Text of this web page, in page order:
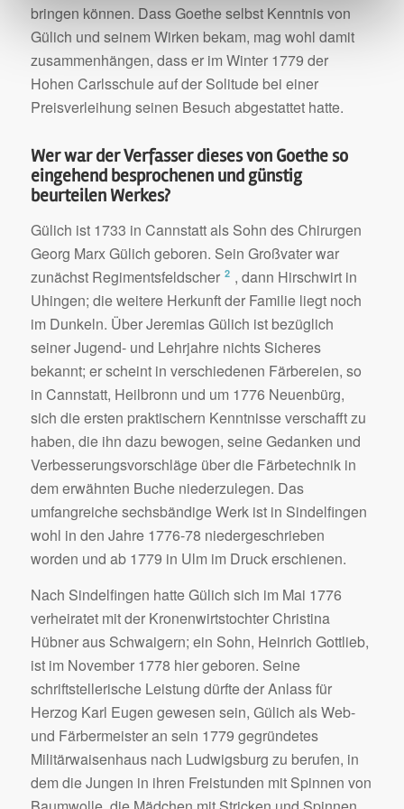
bringen können. Dass Goethe selbst Kenntnis von
Gülich und seinem Wirken bekam, mag wohl damit
zusammenhängen, dass er im Winter 1779 der
Hohen Carlsschule auf der Solitude bei einer
Preisverleihung seinen Besuch abgestattet hatte.
Wer war der Verfasser dieses von Goethe so
eingehend besprochenen und günstig
beurteilen Werkes?
Gülich ist 1733 in Cannstatt als Sohn des Chirurgen
Georg Marx Gülich geboren. Sein Großvater war
zunächst Regimentsfeldscher 2 , dann Hirschwirt in
Uhingen; die weitere Herkunft der Familie liegt noch
im Dunkeln. Über Jeremias Gülich ist bezüglich
seiner Jugend- und Lehrjahre nichts Sicheres
bekannt; er scheint in verschiedenen Färbereien, so
in Cannstatt, Heilbronn und um 1776 Neuenbürg,
sich die ersten praktischern Kenntnisse verschafft zu
haben, die ihn dazu bewogen, seine Gedanken und
Verbesserungsvorschläge über die Färbetechnik in
dem erwähnten Buche niederzulegen. Das
umfangreiche sechsbändige Werk ist in Sindelfingen
wohl in den Jahre 1776-78 niedergeschrieben
worden und ab 1779 in Ulm im Druck erschienen.
Nach Sindelfingen hatte Gülich sich im Mai 1776
verheiratet mit der Kronenwirtstochter Christina
Hübner aus Schwaigern; ein Sohn, Heinrich Gottlieb,
ist im November 1778 hier geboren. Seine
schriftstellerische Leistung dürfte der Anlass für
Herzog Karl Eugen gewesen sein, Gülich als Web-
und Färbermeister an sein 1779 gegründetes
Militärwaisenhaus nach Ludwigsburg zu berufen, in
dem die Jungen in ihren Freistunden mit Spinnen von